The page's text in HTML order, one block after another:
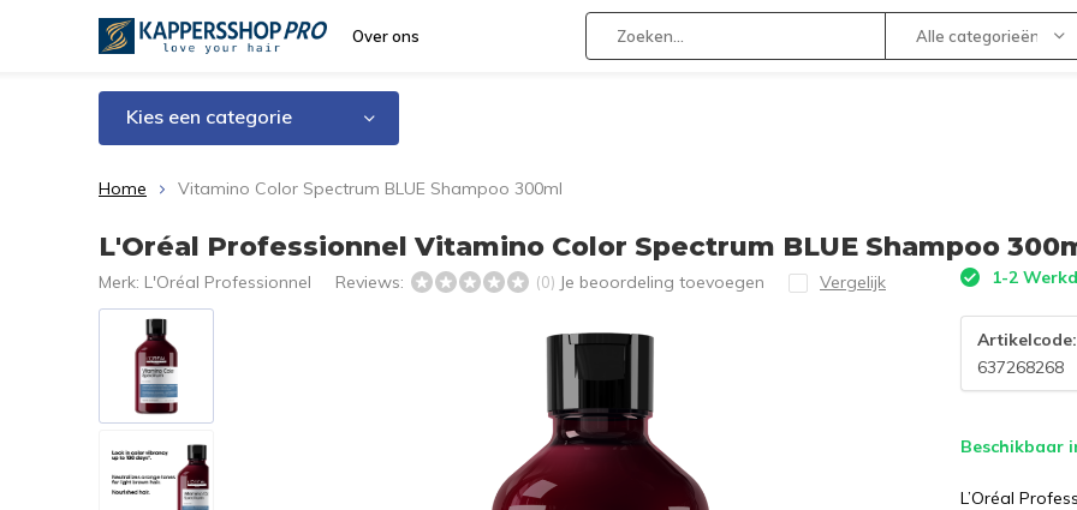
Over ons Alle categorieën
Kies een categorie
Home Vitamino Color Spectrum BLUE Shampoo 300ml
L'Oréal Professionnel Vitamino Color Spectrum BLUE Shampoo
Merk: L'Oréal Professionnel Reviews: (0) Je beoordeling toevoegen Vergelijk 1-2
Artikelcode:
637268268
Beschikbaar
L’Oréal